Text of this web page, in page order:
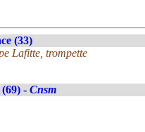
(33)
Lafitte, trompette
- Cnsm